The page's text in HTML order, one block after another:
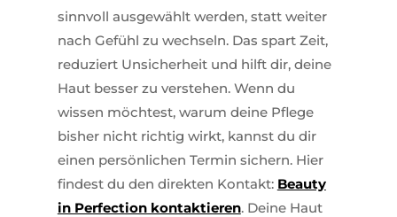
sinnvoll ausgewählt werden, statt weiter
nach Gefühl zu wechseln. Das spart Zeit,
reduziert Unsicherheit und hilft dir, deine
Haut besser zu verstehen. Wenn du
wissen möchtest, warum deine Pflege
bisher nicht richtig wirkt, kannst du dir
einen persönlichen Termin sichern. Hier
findest du den direkten Kontakt: Beauty
in Perfection kontaktieren. Deine Haut